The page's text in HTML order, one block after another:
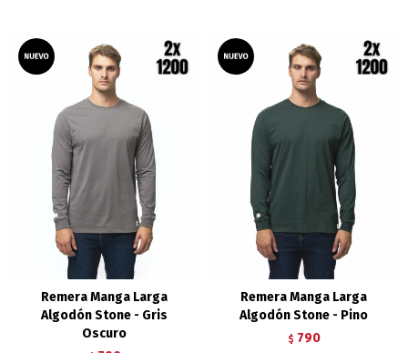
Remera Manga Larga
Algodón Stone - Gris
Oscuro
Remera Manga Larga
Algodón Stone - Pino
$ 790